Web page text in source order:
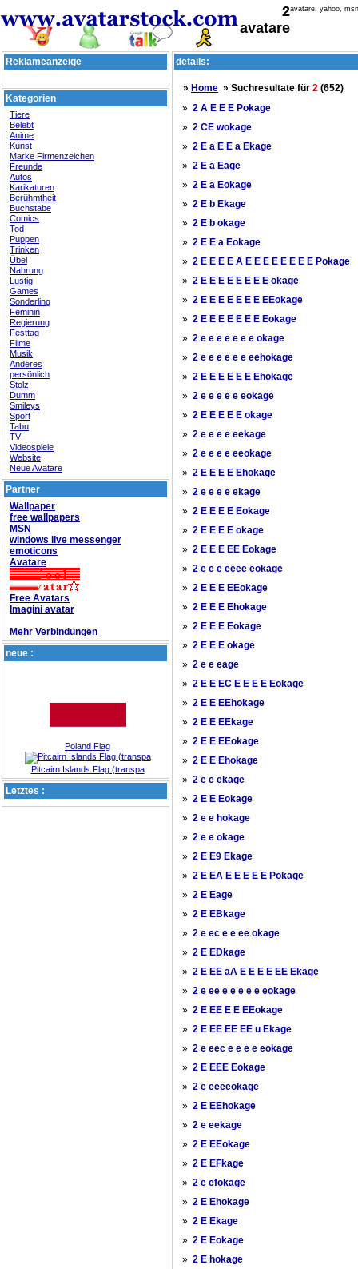
2
avatare
avatare, yahoo,
Reklameanzeige
Kategorien
Tiere
Belebt
Anime
Kunst
Marke Firmenzeichen
Freunde
Autos
Karikaturen
Berühmtheit
Buchstabe
Comics
Tod
Puppen
Trinken
Übel
Nahrung
Lustig
Games
Sonderling
Feminin
Regierung
Festtag
Filme
Musik
Anderes
persönlich
Stolz
Dumm
Smileys
Sport
Tabu
TV
Videospiele
Website
Neue Avatare
Partner
Wallpaper
free wallpapers
MSN
windows live messenger
emoticons
Avatare
Free Avatars
Imagini avatar
Mehr Verbindungen
neue :
Poland Flag
Pitcairn Islands Flag (transpa
Letztes :
details:
» Home » Suchresultate für 2 (652)
» 2 A E E E Pokage
» 2 CE wokage
» 2 E a E E a Ekage
» 2 E a Eage
» 2 E a Eokage
» 2 E b Ekage
» 2 E b okage
» 2 E E a Eokage
» 2 E E E E A E E E E E E E E Pokage
» 2 E E E E E E E E okage
» 2 E E E E E E E EEokage
» 2 E E E E E E E Eokage
» 2 e e e e e e e okage
» 2 e e e e e e eehokage
» 2 E E E E E E Ehokage
» 2 e e e e e eokage
» 2 E E E E E okage
» 2 e e e e eekage
» 2 e e e e eeokage
» 2 E E E E Ehokage
» 2 e e e e ekage
» 2 E E E E Eokage
» 2 E E E E okage
» 2 E E E EE Eokage
» 2 e e e eeee eokage
» 2 E E E EEokage
» 2 E E E Ehokage
» 2 E E E Eokage
» 2 E E E okage
» 2 e e eage
» 2 E E EC E E E E Eokage
» 2 E E EEhokage
» 2 E E EEkage
» 2 E E EEokage
» 2 E E Ehokage
» 2 e e ekage
» 2 E E Eokage
» 2 e e hokage
» 2 e e okage
» 2 E E9 Ekage
» 2 E EA E E E E E Pokage
» 2 E Eage
» 2 E EBkage
» 2 e ec e e ee okage
» 2 E EDkage
» 2 E EE aA E E E E EE Ekage
» 2 e ee e e e e e eokage
» 2 E EE E E EEokage
» 2 E EE EE EE u Ekage
» 2 e eec e e e e eokage
» 2 E EEE Eokage
» 2 e eeeeokage
» 2 E EEhokage
» 2 e eekage
» 2 E EEokage
» 2 E EFkage
» 2 e efokage
» 2 E Ehokage
» 2 E Ekage
» 2 E Eokage
» 2 E hokage